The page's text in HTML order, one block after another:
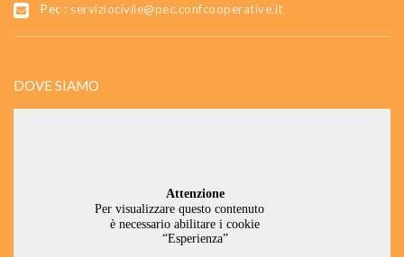
Pec : serviziocivile@pec.confcooperative.it
DOVE SIAMO